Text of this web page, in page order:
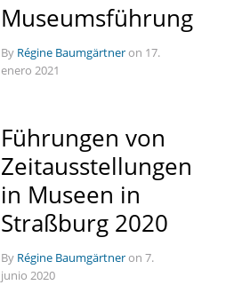
Museumsführung
By Régine Baumgärtneron 17.
enero 2021
Führungen von
Zeitausstellungen
in Museen in
Straßburg 2020
By Régine Baumgärtneron 7.
junio 2020